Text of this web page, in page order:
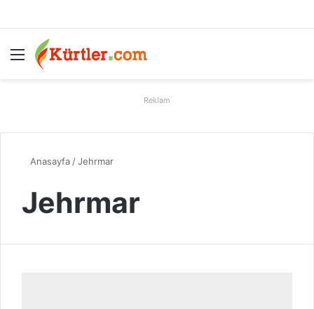
Menü
Reklam
Anasayfa /Jehrmar
Jehrmar